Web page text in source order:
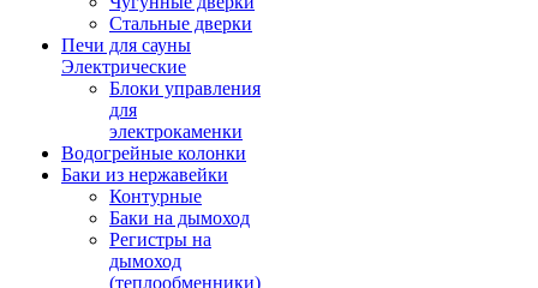
Стальные дверки
Печи для сауны
Электрические
Блоки управления
для
электрокаменки
Водогрейные колонки
Баки из нержавейки
Контурные
Баки на дымоход
Регистры на
дымоход
(теплообменники)